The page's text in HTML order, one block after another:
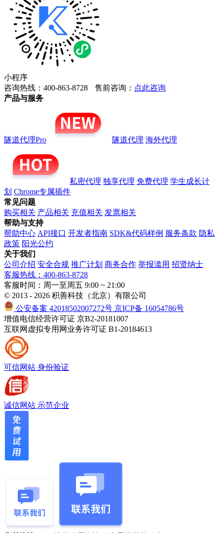
小程序
咨询热线：400-863-8728
售前咨询： 点此咨询
产品与服务
隧道代理Pro 隧道代理 海外代理
私密代理 独享代理 免费代理 学生成长计
划 Chrome专属插件
常见问题
购买相关 产品相关 充值相关 发票相关
帮助与支持
帮助中心 API接口 开发者指南 SDK&代码样例 服务条款 隐私
政策 阳光公约
关于我们
公司介绍 安全合规 推广计划 商务合作 举报滥用 招贤纳士
客服热线：400-863-8728
客服时间：周一至周五 9:00 ~ 21:00
© 2013 - 2026 积善科技（北京）有限公司
公安备案 42018502007272号 京ICP备 16054786号
增值电信经营许可证 京B2-20181007
互联网虚拟专用网业务许可证 B1-20184613
可信网站 身份验证
诚信网站 示范企业